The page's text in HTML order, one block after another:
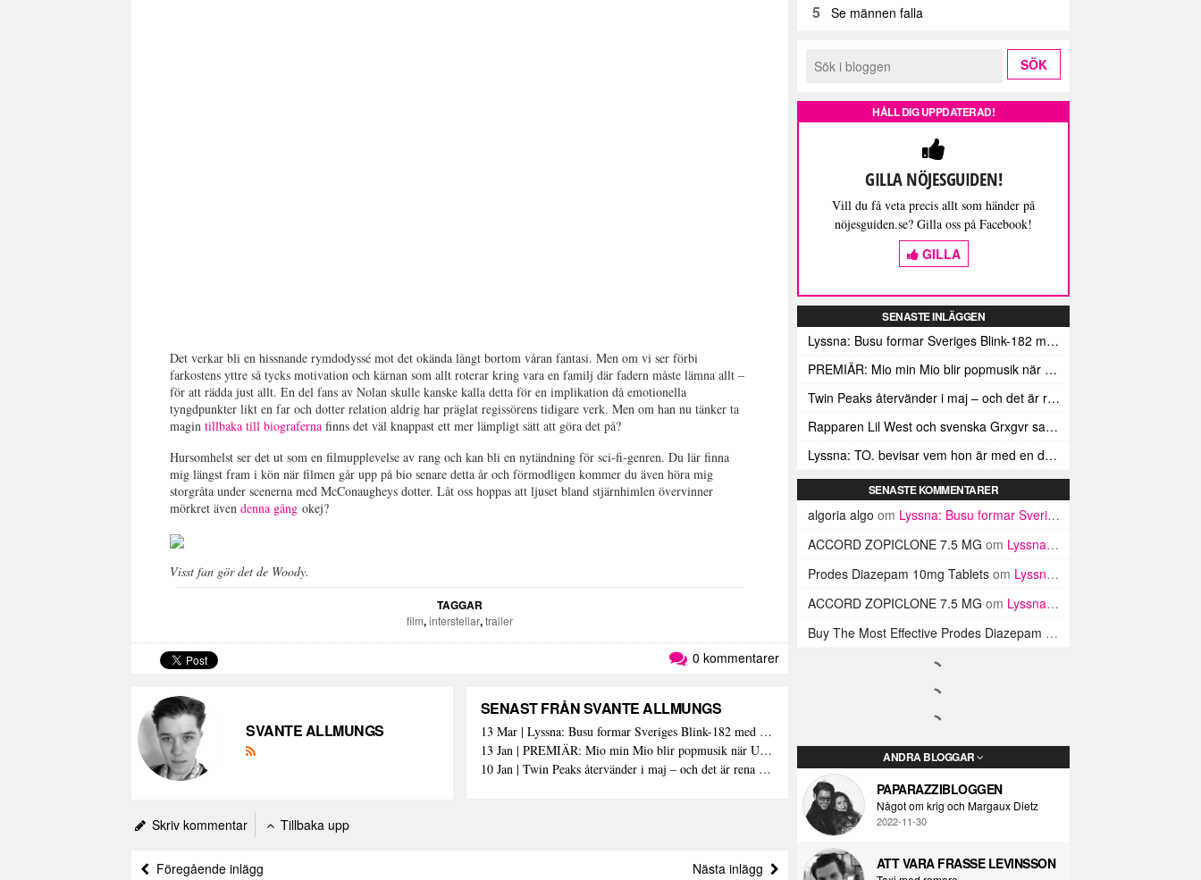
Det verkar bli en hissnande rymdodyssé mot det okända långt bortom våran fantasi. Men om vi ser förbi
farkostens yttre så tycks motivation och kärnan som allt roterar kring vara en familj där fadern måste lämna allt –
för att rädda just allt. En del fans av Nolan skulle kanske kalla detta för en implikation då emotionella
tyngdpunkter likt en far och dotter relation aldrig har präglat regissörens tidigare verk. Men om han nu tänker ta
magintillbaka till biograferna finns det väl knappast ett mer lämpligt sätt att göra det på?
Hursomhelst ser det ut som en filmupplevelse av rang och kan bli en nytändning för sci-fi-genren. Du lär finna
mig längst fram i kön när filmen går upp på bio senare detta år och förmodligen kommer du även höra mig
storgråta under scenerna med McConaugheys dotter. Låt oss hoppas att ljuset bland stjärnhimlen övervinner
mörkret ävendenna gång okej?
Visst fan gör det de Woody.
TAGGAR
film,interstellar,trailer
0 kommentarer
SVANTE ALLMUNGS
SENAST FRÅN SVANTE ALLMUNGS
13 Mar | Lyssna: Busu formar Sveriges Blink-182 med sin nya pop-punk-rap-låt
13 Jan | PREMIÄR: Mio min Mio blir popmusik när Ungdom släpper sin debutvideo
10 Jan | Twin Peaks återvänder i maj – och det är rena heroinet enligt Showtimes boss
Skriv kommentar Tillbaka upp
Föregående inlägg Nästa inlägg
5 Se männen falla
HÅLL DIG UPPDATERAD!
GILLA NÖJESGUIDEN!
Vill du få veta precis allt som händer på
nöjesguiden.se? Gilla oss på Facebook!
GILLA
SENASTE INLÄGGEN
Lyssna: Busu formar Sveriges Blink-182 med sin nya pop-punk-rap-låt
PREMIÄR: Mio min Mio blir popmusik när Ungdom släpper sin debutvideo
Twin Peaks återvänder i maj – och det är rena heroinet enligt Showtimes boss
Rapparen Lil West och svenska Grxgvr samarbetar på den egensinniga bangern Lie To You
Lyssna: TO. bevisar vem hon är med en debut gjord för framtiden
SENASTE KOMMENTARER
algoria algo om Lyssna: Busu formar Sveriges Blink-182 med sin nya pop-punk-rap-låt
ACCORD ZOPICLONE 7.5 MG om Lyssna: Busu formar Sveriges Blink-182 med sin nya pop-punk-rap-låt
Prodes Diazepam 10mg Tablets om Lyssna: Busu formar Sveriges Blink-182 med sin nya pop-punk-rap-låt
ACCORD ZOPICLONE 7.5 MG om Lyssna: Busu formar Sveriges Blink-182 med sin nya pop-punk-rap-låt
Buy The Most Effective Prodes Diazepam Tablets In UK
ANDRA BLOGGAR
PAPARAZZIBLOGGEN
Något om krig och Margaux Dietz
2022-11-30
ATT VARA FRASSE LEVINSSON